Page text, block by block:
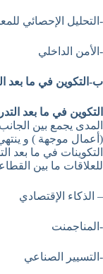
-التحليل الإحصائي
-الأمن الداخلي
ب-التكوين في ما بعد
التكوين في ما بعد
المدى يجمع بين
(أعمال موجهة ) و
التكوينات في ما بعد
للعلاقات ما بين
– الذكاء الإقتصادي
-المناجمنت
-التسيير الصناعي